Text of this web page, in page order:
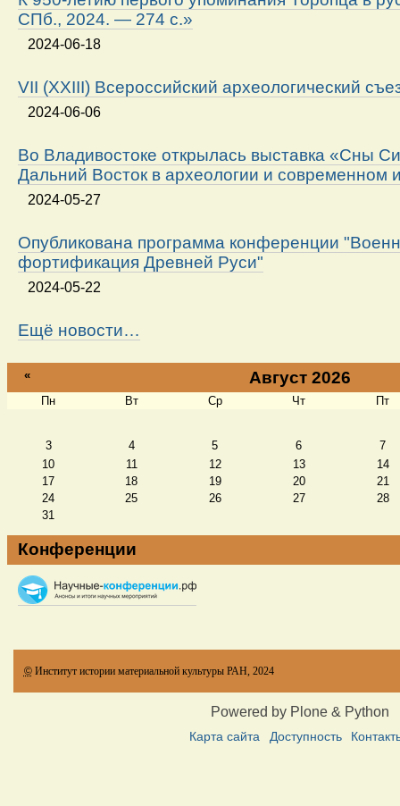
СПб., 2024. — 274 с.»
2024-06-18
VII (XXIII) Всероссийский археологический
2024-06-06
Во Владивостоке открылась выставка «Сны
Дальний Восток в археологии и современном
2024-05-27
Опубликована программа конференции
фортификация Древней Руси"
2024-05-22
Ещё новости…
« Август 2026
Пн Вт Ср Чт Пт
3 4 5 6
7
10
11 12 13
14
17
18 19 20
21
24
25 26 27
28
31
Конференции
© Институт истории материальной культуры РАН, 2024
Powered by Plone & Python
Карта сайта Доступность